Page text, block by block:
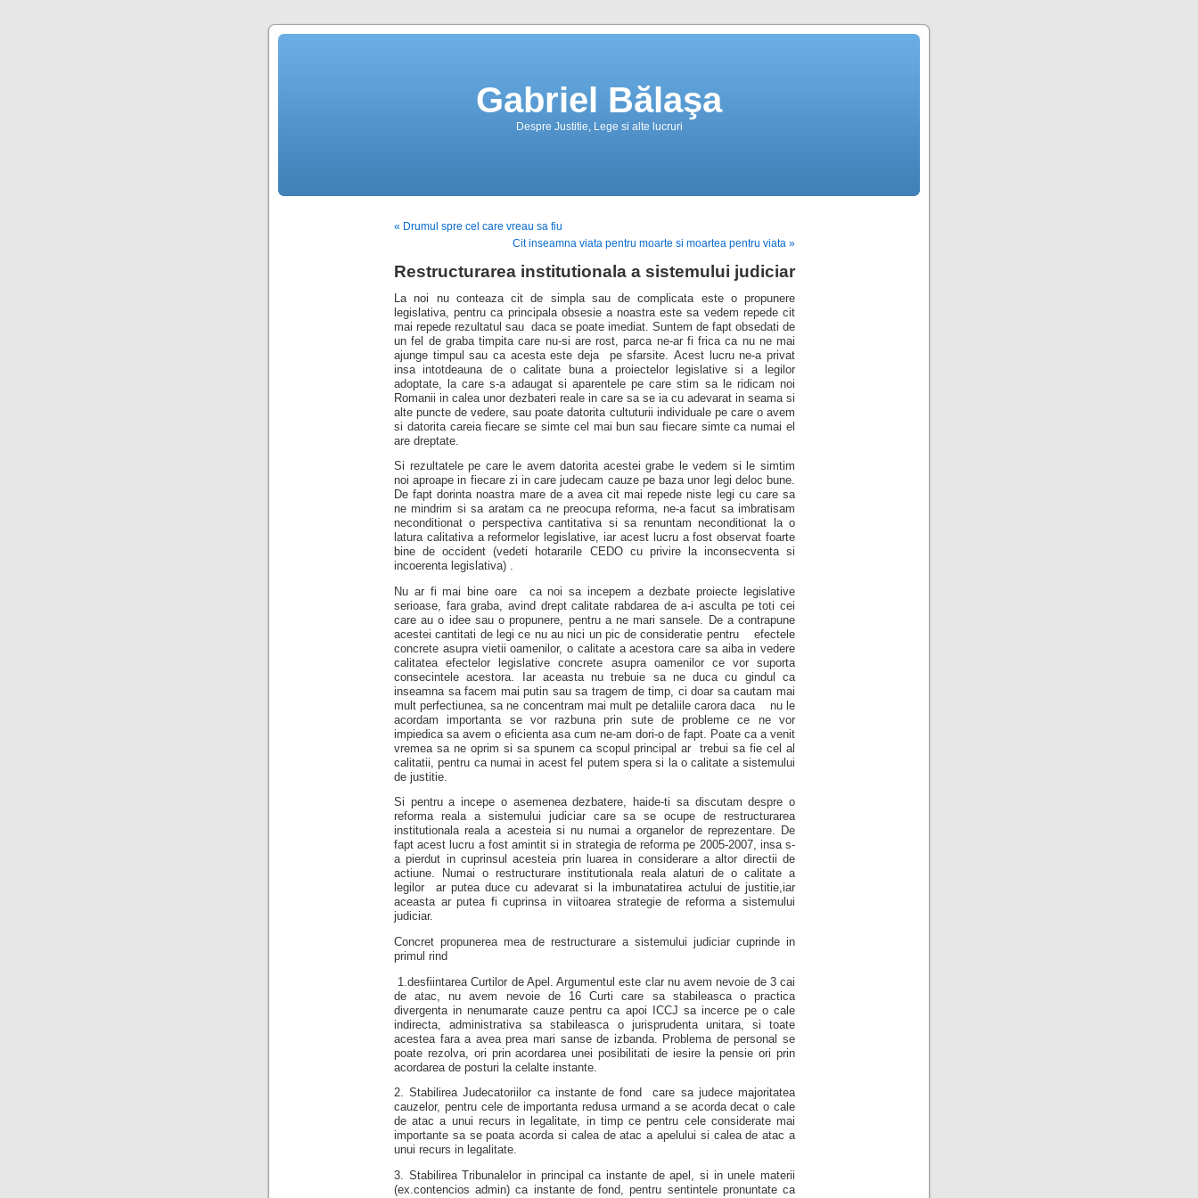
Gabriel Bălaşa
Despre Justitie, Lege si alte lucruri
« Drumul spre cel care vreau sa fiu
Cit inseamna viata pentru moarte si moartea pentru viata »
Restructurarea institutionala a sistemului judiciar
La noi nu conteaza cit de simpla sau de complicata este o propunere
legislativa, pentru ca principala obsesie a noastra este sa vedem repede cit
mai repede rezultatul sau daca se poate imediat. Suntem de fapt obsedati de
un fel de graba timpita care nu-si are rost, parca ne-ar fi frica ca nu ne mai
ajunge timpul sau ca acesta este deja pe sfarsite. Acest lucru ne-a privat
insa intotdeauna de o calitate buna a proiectelor legislative si a legilor
adoptate, la care s-a adaugat si aparentele pe care stim sa le ridicam noi
Romanii in calea unor dezbateri reale in care sa se ia cu adevarat in seama si
alte puncte de vedere, sau poate datorita cultuturii individuale pe care o avem
si datorita careia fiecare se simte cel mai bun sau fiecare simte ca numai el
are dreptate.
Si rezultatele pe care le avem datorita acestei grabe le vedem si le simtim
noi aproape in fiecare zi in care judecam cauze pe baza unor legi deloc bune.
De fapt dorinta noastra mare de a avea cit mai repede niste legi cu care sa
ne mindrim si sa aratam ca ne preocupa reforma, ne-a facut sa imbratisam
neconditionat o perspectiva cantitativa si sa renuntam neconditionat la o
latura calitativa a reformelor legislative, iar acest lucru a fost observat foarte
bine de occident (vedeti hotararile CEDO cu privire la inconsecventa si
incoerenta legislativa) .
Nu ar fi mai bine oare ca noi sa incepem a dezbate proiecte legislative
serioase, fara graba, avind drept calitate rabdarea de a-i asculta pe toti cei
care au o idee sau o propunere, pentru a ne mari sansele. De a contrapune
acestei cantitati de legi ce nu au nici un pic de consideratie pentru efectele
concrete asupra vietii oamenilor, o calitate a acestora care sa aiba in vedere
calitatea efectelor legislative concrete asupra oamenilor ce vor suporta
consecintele acestora. Iar aceasta nu trebuie sa ne duca cu gindul ca
inseamna sa facem mai putin sau sa tragem de timp, ci doar sa cautam mai
mult perfectiunea, sa ne concentram mai mult pe detaliile carora daca nu le
acordam importanta se vor razbuna prin sute de probleme ce ne vor
impiedica sa avem o eficienta asa cum ne-am dori-o de fapt. Poate ca a venit
vremea sa ne oprim si sa spunem ca scopul principal ar trebui sa fie cel al
calitatii, pentru ca numai in acest fel putem spera si la o calitate a sistemului
de justitie.
Si pentru a incepe o asemenea dezbatere, haide-ti sa discutam despre o
reforma reala a sistemului judiciar care sa se ocupe de restructurarea
institutionala reala a acesteia si nu numai a organelor de reprezentare. De
fapt acest lucru a fost amintit si in strategia de reforma pe 2005-2007, insa s-
a pierdut in cuprinsul acesteia prin luarea in considerare a altor directii de
actiune. Numai o restructurare institutionala reala alaturi de o calitate a
legilor ar putea duce cu adevarat si la imbunatatirea actului de justitie,iar
aceasta ar putea fi cuprinsa in viitoarea strategie de reforma a sistemului
judiciar.
Concret propunerea mea de restructurare a sistemului judiciar cuprinde in
primul rind
1.desfiintarea Curtilor de Apel. Argumentul este clar nu avem nevoie de 3 cai
de atac, nu avem nevoie de 16 Curti care sa stabileasca o practica
divergenta in nenumarate cauze pentru ca apoi ICCJ sa incerce pe o cale
indirecta, administrativa sa stabileasca o jurisprudenta unitara, si toate
acestea fara a avea prea mari sanse de izbanda. Problema de personal se
poate rezolva, ori prin acordarea unei posibilitati de iesire la pensie ori prin
acordarea de posturi la celalte instante.
2. Stabilirea Judecatoriilor ca instante de fond care sa judece majoritatea
cauzelor, pentru cele de importanta redusa urmand a se acorda decat o cale
de atac a unui recurs in legalitate, in timp ce pentru cele considerate mai
importante sa se poata acorda si calea de atac a apelului si calea de atac a
unui recurs in legalitate.
3. Stabilirea Tribunalelor in principal ca instante de apel, si in unele materii
(ex.contencios admin) ca instante de fond, pentru sentintele pronuntate ca